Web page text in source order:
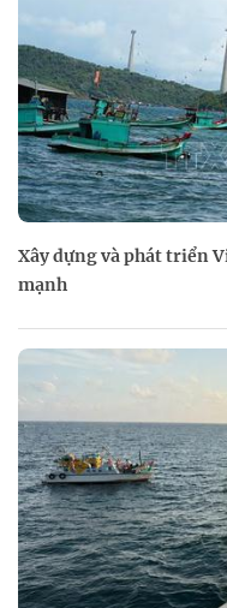
Xây dựng và phát triển
mạnh